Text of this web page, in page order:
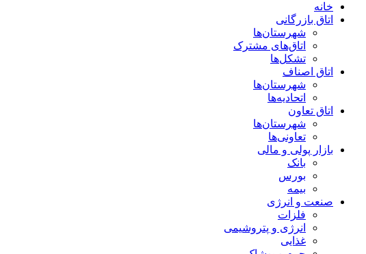
خانه
اتاق بازرگانی
شهرستان‌ها
اتاق‌های مشترک
تشکل‌ها
اتاق اصناف
شهرستان‌ها
اتحادیه‌ها
اتاق تعاون
شهرستان‌ها
تعاونی‌ها
بازار پولی و مالی
بانک
بورس
بیمه
صنعت و انرژی
فلزات
انرژی و پتروشیمی
غذایی